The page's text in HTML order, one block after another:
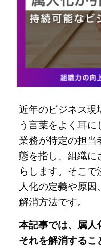
近年のビジネス現
う言葉をよく耳
業務が特定の担当
態を指し、組織に
らします。そこ
人化の定義や原
解消方法です。
本記事では、属人
それを解消するこ